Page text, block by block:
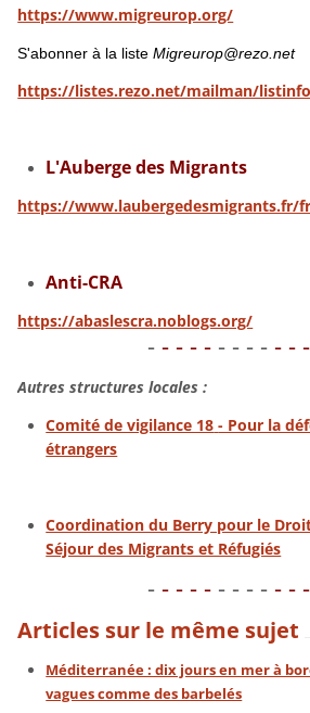
https://www.migreurop.org/
S'abonner à la listeMigreurop@rezo.net
https://listes.rezo.net/mailman/
L'Auberge des Migrants
https://www.laubergedesmigrants.fr/
Anti-CRA
https://abaslescra.noblogs.org/
- - - - - - - - - - -
Autres structures locales :
Comité de vigilance 18 - Pour la
étrangers
Coordination du Berry pour le
Séjour des Migrants et Réfugiés
- - - - - - - - - - -
Articles sur le même sujet
Méditerranée : dix jours en mer à
vagues comme des barbelés